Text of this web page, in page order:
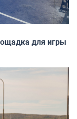
для игры